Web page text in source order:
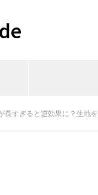
長すぎると逆効果に？生地